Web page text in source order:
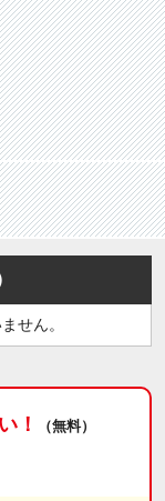
せん。
！ （無料）